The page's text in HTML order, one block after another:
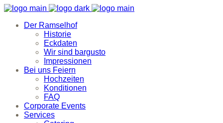
Der Ramselhof
Historie
Eckdaten
Wir sind bargusto
Impressionen
Bei uns Feiern
Hochzeiten
Konditionen
FAQ
Corporate Events
Services